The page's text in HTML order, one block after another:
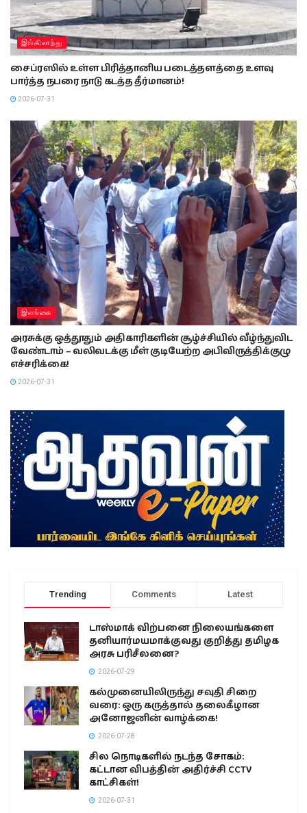
இங்கிலாந்து
சைப்ரஸில் உள்ள பிரித்தானிய படைத்தளத்தை உளவு
பார்த்த நபரை நாடு கடத்த தீர்மானம்!
2026-07-31
இலங்கை
அரசுக்கு ஒத்தூதும் அதிகாரிகளின் சூழ்ச்சியில் வீழ்ந்துவிட
வேண்டாம் – வலிவடக்கு மீள் குடியேற்ற அபிவிருத்திக்குழு
எச்சரிக்கை!
2026-07-31
Trending Comments Latest
டாஸ்மாக் விற்பனை நிலையங்களை
தனியார்மயமாக்குவது குறித்து தமிழக
அரசு பரிசீலனை?
2026-07-29
கல்முனையிலிருந்து சவுதி சிறை
வரை: ஒரு கருத்தால் தலைகீழான
அனோஜனின் வாழ்க்கை!
2026-07-28
சில நொடிகளில் நடந்த சோகம்:
கட்டான விபத்தின் அதிர்ச்சி CCTV
காட்சிகள்!
2026-07-31